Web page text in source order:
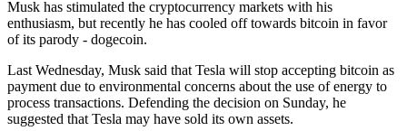
Musk has stimulated the cryptocurrency markets with his
enthusiasm, but recently he has cooled off towards bitcoin in favor
of its parody - dogecoin.
Last Wednesday, Musk said that Tesla will stop accepting bitcoin as
payment due to environmental concerns about the use of energy to
process transactions. Defending the decision on Sunday, he
suggested that Tesla may have sold its own assets.